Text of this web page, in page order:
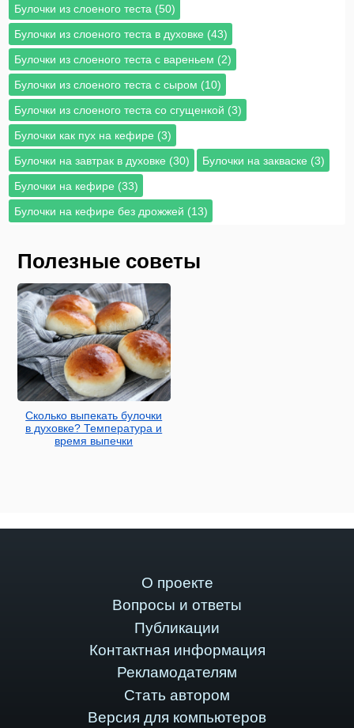
Булочки из слоеного теста (50)
Булочки из слоеного теста в духовке (43)
Булочки из слоеного теста с вареньем (2)
Булочки из слоеного теста с сыром (10)
Булочки из слоеного теста со сгущенкой (3)
Булочки как пух на кефире (3)
Булочки на завтрак в духовке (30)
Булочки на закваске (3)
Булочки на кефире (33)
Булочки на кефире без дрожжей (13)
Полезные советы
Сколько выпекать булочки
в духовке? Температура и
время выпечки
О проекте
Вопросы и ответы
Публикации
Контактная информация
Рекламодателям
Стать автором
Версия для компьютеров